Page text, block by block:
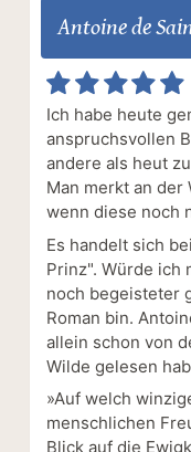
Antoine de
Ich habe heute
anspruchsvollen
andere als heut
Man merkt an der
wenn diese noch
Es handelt sich
Prinz". Würde ich
noch begeisteter
Roman bin.
allein schon von
Wilde gelesen
»Auf welch
menschlichen
Blick auf die